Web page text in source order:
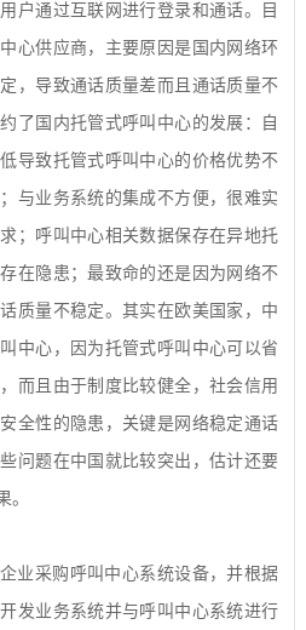
户通过互联网进行登录和通话。目
心供应商，主要原因是国内网络环
，导致通话质量差而且通话质量不
了国内托管式呼叫中心的发展：自
导致托管式呼叫中心的价格优势不
与业务系统的集成不方便，很难实
；呼叫中心相关数据保存在异地托
在隐患；最致命的还是因为网络不
质量不稳定。其实在欧美国家，中
中心，因为托管式呼叫中心可以省
而且由于制度比较健全，社会信用
全性的隐患，关键是网络稳定通话
问题在中国就比较突出，估计还要
。
业采购呼叫中心系统设备，并根据
发业务系统并与呼叫中心系统进行